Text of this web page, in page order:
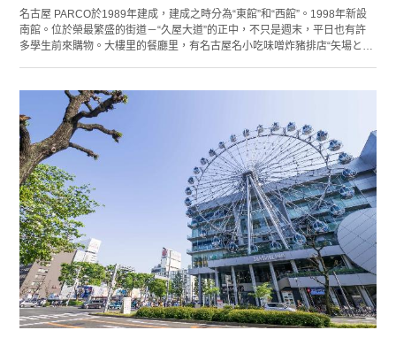
名古屋 PARCO於1989年建成，建成之時分為“東館”和“西館”。1998年新設
南館。位於榮最繁盛的街道－“久屋大道”的正中，不只是週末，平日也有許
多學生前來購物。大樓里的餐廳里，有名古屋名小吃味噌炸豬排店“矢場と
方。